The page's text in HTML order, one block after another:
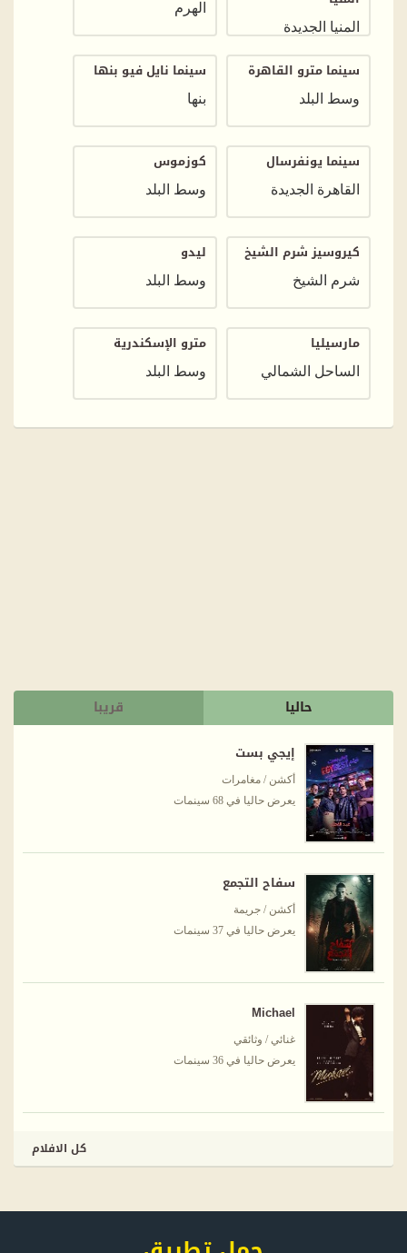
المنيا الجديدة
الهرم
سينما مترو القاهرة
وسط البلد
سينما نايل فيو بنها
بنها
سينما يونفرسال
القاهرة الجديدة
كوزموس
وسط البلد
كيروسيز شرم الشيخ
شرم الشيخ
ليدو
وسط البلد
مارسيليا
الساحل الشمالي
مترو الإسكندرية
وسط البلد
حاليا قريبا
إيجي بست
أكشن / مغامرات
يعرض حاليا في 68 سينمات
سفاح التجمع
أكشن / جريمة
يعرض حاليا في 37 سينمات
Michael
غنائي / وثائقي
يعرض حاليا في 36 سينمات
كل الافلام